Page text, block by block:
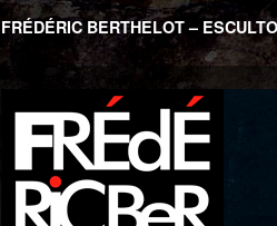
FRÉDÉRIC BERTHELOT –